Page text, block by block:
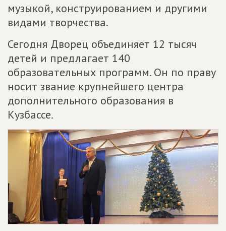
музыкой, конструированием и другими
видами творчества.
Сегодня Дворец объединяет 12 тысяч
детей и предлагает 140
образовательных программ. Он по праву
носит звание крупнейшего центра
дополнительного образования в
Кузбассе.